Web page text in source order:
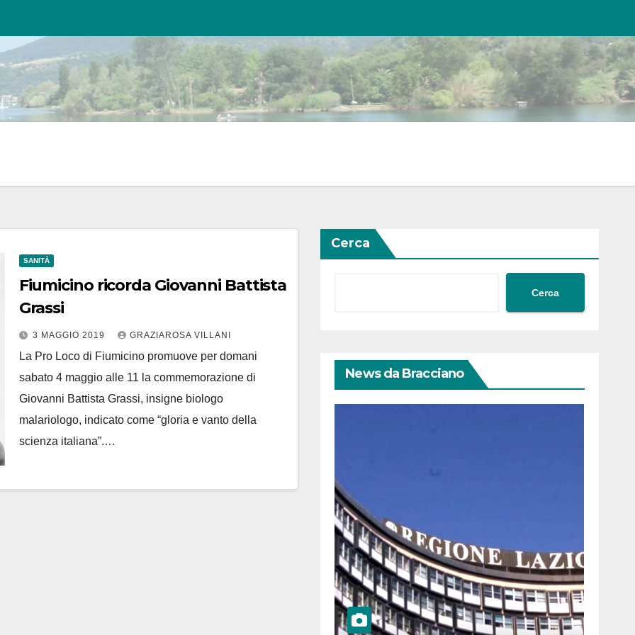
SANITÀ
Fiumicino ricorda Giovanni Battista
Grassi
3 MAGGIO 2019 GRAZIAROSA VILLANI
La Pro Loco di Fiumicino promuove per domani
sabato 4 maggio alle 11 la commemorazione di
Giovanni Battista Grassi, insigne biologo
malariologo, indicato come “gloria e vanto della
scienza italiana”.…
Cerca
Cerca
News da Bracciano